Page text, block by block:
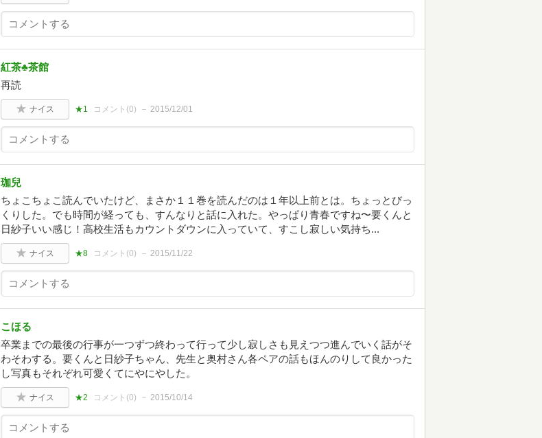
紅茶♣︎茶館
再読
ナイス ★1 コメント(0) 2015/12/01
珈兒
ちょこちょこ読んでいたけど、まさか１１巻を読んだのは１年以上前とは。ちょっとびっ
くりした。でも時間が経っても、すんなりと話に入れた。やっぱり青春ですね〜要くんと
日紗子いい感じ！高校生活もカウントダウンに入っていて、すこし寂しい気持ち...
ナイス ★8 コメント(0) 2015/11/22
こほる
卒業までの最後の行事が一つずつ終わって行って少し寂しさも見えつつ進んでいく話がそ
わそわする。要くんと日紗子ちゃん、先生と奥村さん各ペアの話もほんのりして良かった
し写真もそれぞれ可愛くてにやにやした。
ナイス ★2 コメント(0) 2015/10/14